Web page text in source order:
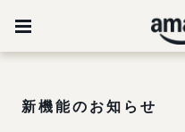
新機能のお知らせ